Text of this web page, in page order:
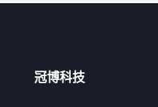
冠博科技